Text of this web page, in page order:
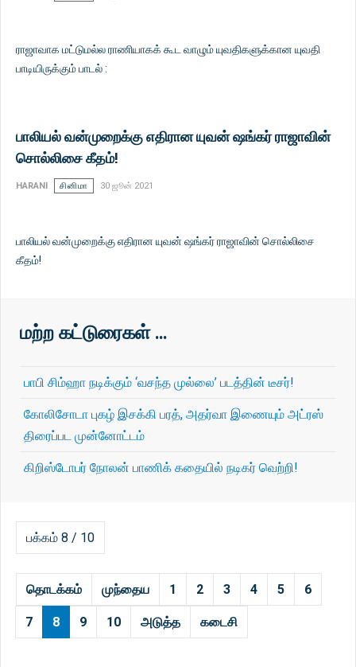
ராஜாவாக மட்டுமல்ல ராணியாகக் கூட வாழும் யுவதிகளுக்கான யுவதி
பாடியிருக்கும் பாடல் :
பாலியல் வன்முறைக்கு எதிரான யுவன் ஷங்கர் ராஜாவின்
சொல்லிசை கீதம்!
HARANI சினிமா 30 ஜூன் 2021
பாலியல் வன்முறைக்கு எதிரான யுவன் ஷங்கர் ராஜாவின் சொல்லிசை
கீதம்!
மற்ற கட்டுரைகள் …
பாபி சிம்ஹா நடிக்கும் ‘வசந்த முல்லை’ படத்தின் டீசர்!
கோலிசோடா புகழ் இசக்கி பரத், அதர்வா இணையும் அட்ரஸ்
திரைப்பட முன்னோட்டம்
கிறிஸ்டோபர் நோலன் பாணிக் கதையில் நடிகர் வெற்றி!
பக்கம் 8 / 10
தொடக்கம் முந்தைய 1 2 3 4 5 6
7 8 9 10 அடுத்த கடைசி